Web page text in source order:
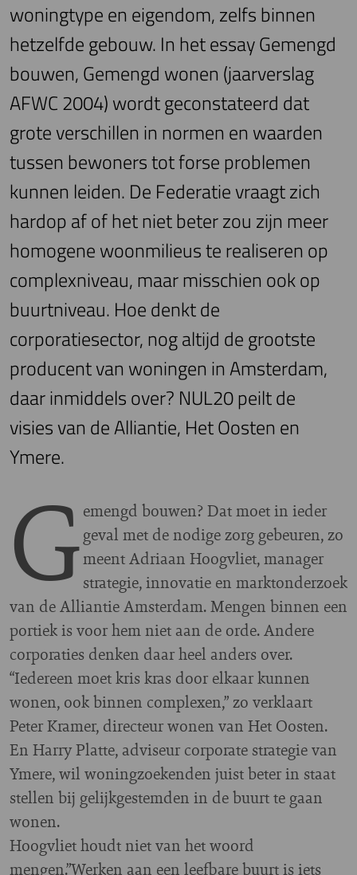
woningtype en eigendom, zelfs binnen
hetzelfde gebouw. In het essay Gemengd
bouwen, Gemengd wonen (jaarverslag
AFWC 2004) wordt geconstateerd dat
grote verschillen in normen en waarden
tussen bewoners tot forse problemen
kunnen leiden. De Federatie vraagt zich
hardop af of het niet beter zou zijn meer
homogene woonmilieus te realiseren op
complexniveau, maar misschien ook op
buurtniveau. Hoe denkt de
corporatiesector, nog altijd de grootste
producent van woningen in Amsterdam,
daar inmiddels over? NUL20 peilt de
visies van de Alliantie, Het Oosten en
Ymere.
Gemengd bouwen? Dat moet in ieder
geval met de nodige zorg gebeuren, zo
meent Adriaan Hoogvliet, manager
strategie, innovatie en marktonderzoek
van de Alliantie Amsterdam. Mengen binnen een
portiek is voor hem niet aan de orde. Andere
corporaties denken daar heel anders over.
“Iedereen moet kris kras door elkaar kunnen
wonen, ook binnen complexen,” zo verklaart
Peter Kramer, directeur wonen van Het Oosten.
En Harry Platte, adviseur corporate strategie van
Ymere, wil woningzoekenden juist beter in staat
stellen bij gelijkgestemden in de buurt te gaan
wonen.
Hoogvliet houdt niet van het woord
mengen.”Werken aan een leefbare buurt is iets